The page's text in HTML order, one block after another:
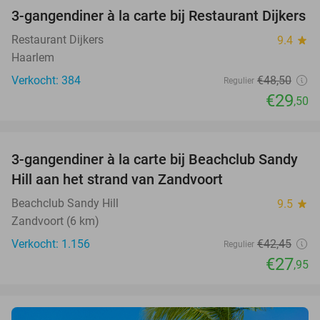
39%
3-gangendiner à la carte bij Restaurant Dijkers
Restaurant Dijkers 9.4 star
Haarlem
Verkocht: 384
Regulier €48,50
€29,50
34%
3-gangendiner à la carte bij Beachclub Sandy
Hill aan het strand van Zandvoort
Beachclub Sandy Hill 9.5 star
Zandvoort (6 km)
Verkocht: 1.156
Regulier €42,45
€27,95